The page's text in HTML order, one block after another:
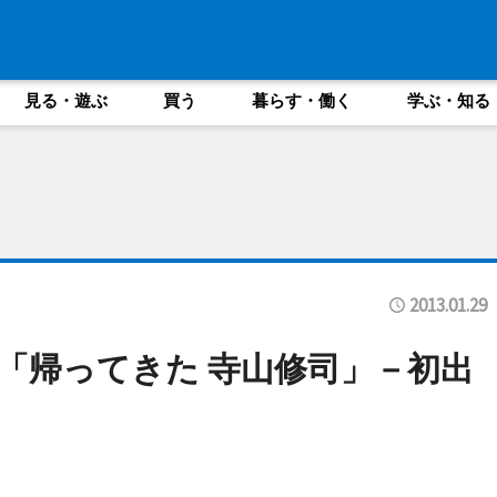
見る・遊ぶ 買う 暮らす・働く 学ぶ・知る
2013.01.29
帰ってきた 寺山修司」－初出